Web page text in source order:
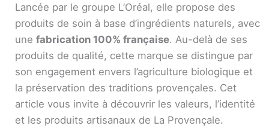
Lancée par le groupe L’Oréal, elle propose des
produits de soin à base d’ingrédients naturels, avec
une fabrication 100% française. Au-delà de ses
produits de qualité, cette marque se distingue par
son engagement envers l’agriculture biologique et
la préservation des traditions provençales. Cet
article vous invite à découvrir les valeurs, l’identité
et les produits artisanaux de La Provençale.